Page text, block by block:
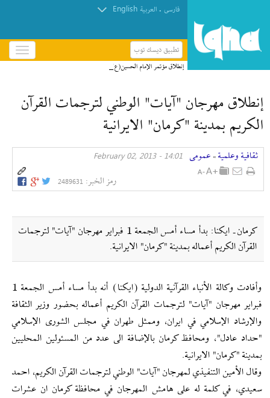
فارسی . العربیة English
تطبيق ديسك توب
باز
و
إنطلاق مؤتمر الإمام الحسين(ع) الدولي الخامس في
إنطلاق مهرجان "آيات" الوطني لترجمات القرآن
الكريم بمدينة "كرمان" الايرانية
ثقافیة وعلمیة » عمومی 14:01 - February 02, 2013
رمز الخبر: 2489631
كرمان ـ ايكنا: بدأ مساء أمس الجمعة 1 فبراير مهرجان "آيات" لترجمات
القرآن الكريم أعماله بمدينة "كرمان" الايرانية.
وأفادت وكالة الأنباء القرآنية الدولية (ايكنا) أنه بدأ مساء أمس الجمعة 1
فبراير مهرجان "آيات" لترجمات القرآن الكريم أعماله بحضور وزير الثقافة
والإرشاد الإسلامي في ايران، وممثل طهران في مجلس الشورى الإسلامي
"حداد عادل"، ومحافظ كرمان بالإضافة الى عدد من المسئولين المحليين
بمدينة "كرمان" الايرانية.
وقال الأمين التنفيذي لمهرجان "آيات" الوطني لترجمات القرآن الكريم، احمد
سعيدي، في كلمة له على هامش المهرجان في محافظة كرمان ان عشرات